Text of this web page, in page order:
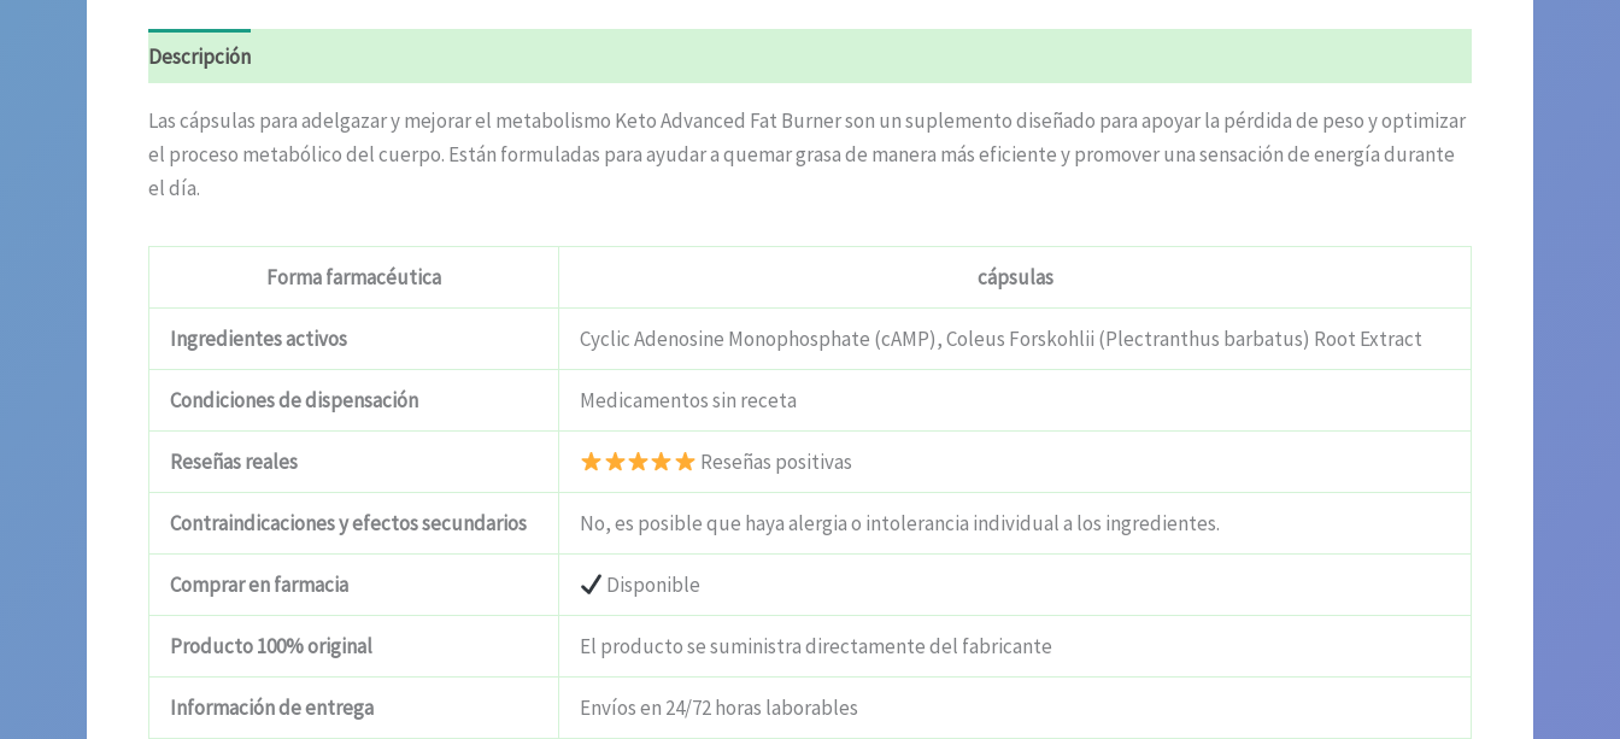
Descripción
Las cápsulas para adelgazar y mejorar el metabolismo Keto Advanced Fat Burner son un suplemento diseñado para apoyar la pérdida de peso y optimizar
el proceso metabólico del cuerpo. Están formuladas para ayudar a quemar grasa de manera más eficiente y promover una sensación de energía durante
el día.
Forma farmacéutica cápsulas
Ingredientes activos Cyclic Adenosine Monophosphate (cAMP), Coleus Forskohlii (Plectranthus barbatus) Root Extract
Condiciones de dispensación Medicamentos sin receta
Reseñas reales Reseñas positivas
Contraindicaciones y efectos secundarios No, es posible que haya alergia o intolerancia individual a los ingredientes.
Comprar en farmacia Disponible
Producto 100% original El producto se suministra directamente del fabricante
Información de entrega Envíos en 24/72 horas laborables